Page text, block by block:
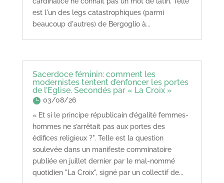
est l'un des legs catastrophiques (parmi
beaucoup d'autres) de Bergoglio à...
Sacerdoce féminin: comment les
modernistes tentent d’enfoncer les portes
de l’Eglise. Secondés par « La Croix »
03/08/26
« Et si le principe républicain d’égalité femmes-
hommes ne s’arrêtait pas aux portes des
édifices religieux ?". Telle est la question
soulevée dans un manifeste comminatoire
publiée en juillet dernier par le mal-nommé
quotidien "La Croix", signé par un collectif de...